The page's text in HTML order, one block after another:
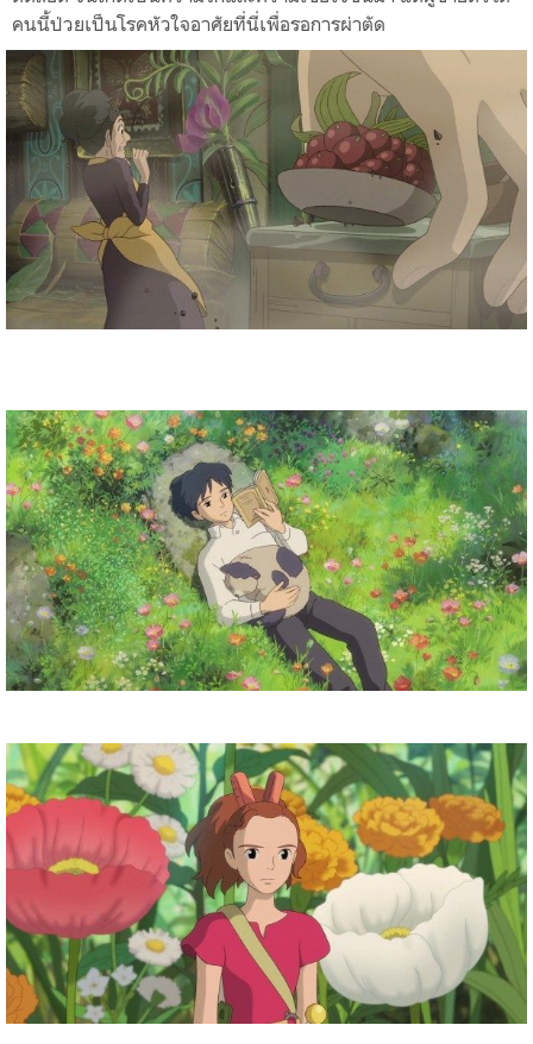
คนนี้ป่วยเป็นโรคหัวใจอาศัยที่นี่เพื่อรอการผ่าตัด